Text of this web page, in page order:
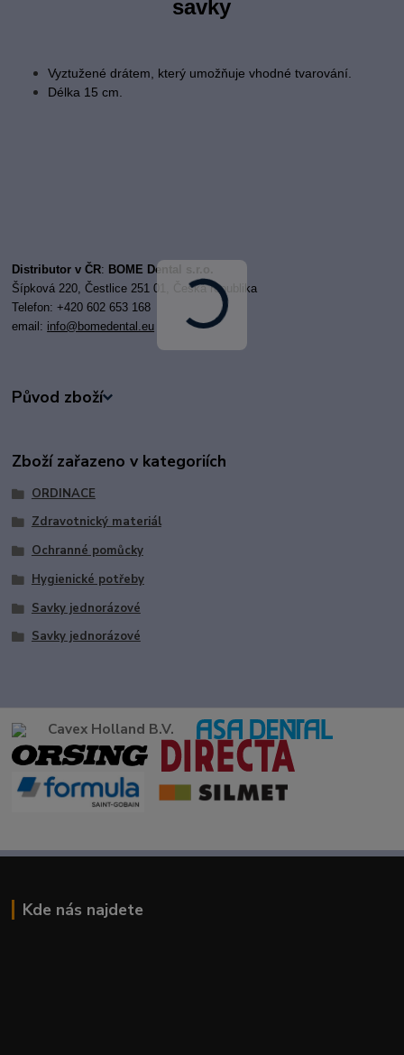
savky
Vyztužené drátem, který umožňuje vhodné tvarování.
Délka 15 cm.
Distributor v ČR: BOME Dental s.r.o.
Šípková 220, Čestlice 251 01, Česká republika
Telefon: +420 602 653 168
email: info@bomedental.eu
Původ zboží
Zboží zařazeno v kategoriích
ORDINACE
Zdravotnický materiál
Ochranné pomůcky
Hygienické potřeby
Savky jednorázové
Savky jednorázové
Cavex Holland B.V.
Kde nás najdete